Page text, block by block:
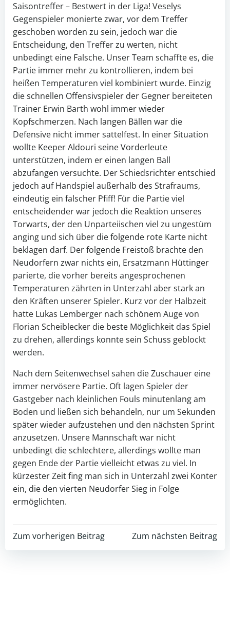
Saisontreffer – Bestwert in der Liga! Veselys
Gegenspieler monierte zwar, vor dem Treffer
geschoben worden zu sein, jedoch war die
Entscheidung, den Treffer zu werten, nicht
unbedingt eine Falsche. Unser Team schaffte es, die
Partie immer mehr zu kontrollieren, indem bei
heißen Temperaturen viel kombiniert wurde. Einzig
die schnellen Offensivspieler der Gegner bereiteten
Trainer Erwin Barth wohl immer wieder
Kopfschmerzen. Nach langen Bällen war die
Defensive nicht immer sattelfest. In einer Situation
wollte Keeper Aldouri seine Vorderleute
unterstützen, indem er einen langen Ball
abzufangen versuchte. Der Schiedsrichter entschied
jedoch auf Handspiel außerhalb des Strafraums,
eindeutig ein falscher Pfiff! Für die Partie viel
entscheidender war jedoch die Reaktion unseres
Torwarts, der den Unparteiischen viel zu ungestüm
anging und sich über die folgende rote Karte nicht
beklagen darf. Der folgende Freistoß brachte den
Neudorfern zwar nichts ein, Ersatzmann Hüttinger
parierte, die vorher bereits angesprochenen
Temperaturen zährten in Unterzahl aber stark an
den Kräften unserer Spieler. Kurz vor der Halbzeit
hatte Lukas Lemberger nach schönem Auge von
Florian Scheiblecker die beste Möglichkeit das Spiel
zu drehen, allerdings konnte sein Schuss geblockt
werden.
Nach dem Seitenwechsel sahen die Zuschauer eine
immer nervösere Partie. Oft lagen Spieler der
Gastgeber nach kleinlichen Fouls minutenlang am
Boden und ließen sich behandeln, nur um Sekunden
später wieder aufzustehen und den nächsten Sprint
anzusetzen. Unsere Mannschaft war nicht
unbedingt die schlechtere, allerdings wollte man
gegen Ende der Partie vielleicht etwas zu viel. In
kürzester Zeit fing man sich in Unterzahl zwei Konter
ein, die den vierten Neudorfer Sieg in Folge
ermöglichten.
Post
Zum vorherigen Beitrag
Post
Zum nächsten Beitrag